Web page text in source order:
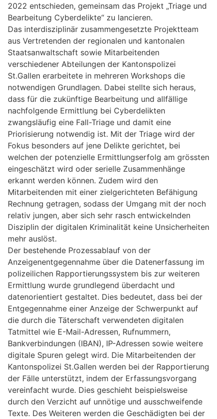
2022 entschieden, gemeinsam das Projekt „Triage und
Bearbeitung Cyberdelikte“ zu lancieren.
Das interdisziplinär zusammengesetzte Projektteam
aus Vertretenden der regionalen und kantonalen
Staatsanwaltschaft sowie Mitarbeitenden
verschiedener Abteilungen der Kantonspolizei
St.Gallen erarbeitete in mehreren Workshops die
notwendigen Grundlagen. Dabei stellte sich heraus,
dass für die zukünftige Bearbeitung und allfällige
nachfolgende Ermittlung bei Cyberdelikten
zwangsläufig eine Fall-Triage und damit eine
Priorisierung notwendig ist. Mit der Triage wird der
Fokus besonders auf jene Delikte gerichtet, bei
welchen der potenzielle Ermittlungserfolg am grössten
eingeschätzt wird oder serielle Zusammenhänge
erkannt werden können. Zudem wird den
Mitarbeitenden mit einer zielgerichteten Befähigung
Rechnung getragen, sodass der Umgang mit der noch
relativ jungen, aber sich sehr rasch entwickelnden
Disziplin der digitalen Kriminalität keine Unsicherheiten
mehr auslöst.
Der bestehende Prozessablauf von der
Anzeigenentgegennahme über die Datenerfassung im
polizeilichen Rapportierungssystem bis zur weiteren
Ermittlung wurde grundlegend überdacht und
datenorientiert gestaltet. Dies bedeutet, dass bei der
Entgegennahme einer Anzeige der Schwerpunkt auf
die durch die Täterschaft verwendeten digitalen
Tatmittel wie E-Mail-Adressen, Rufnummern,
Bankverbindungen (IBAN), IP-Adressen sowie weitere
digitale Spuren gelegt wird. Die Mitarbeitenden der
Kantonspolizei St.Gallen werden bei der Rapportierung
der Fälle unterstützt, indem der Erfassungsvorgang
vereinfacht wurde. Dies geschieht beispielsweise
durch den Verzicht auf unnötige und ausschweifende
Texte. Des Weiteren werden die Geschädigten bei der